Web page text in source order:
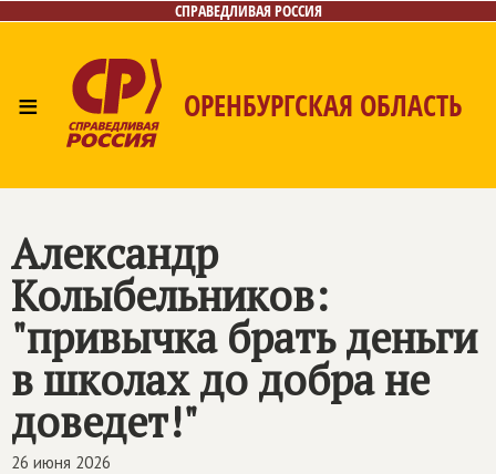
СПРАВЕДЛИВАЯ РОССИЯ
≡ ОРЕНБУРГСКАЯ ОБЛАСТЬ
Александр
Колыбельников:
"привычка брать деньги
в школах до добра не
доведет!"
26 июня 2026